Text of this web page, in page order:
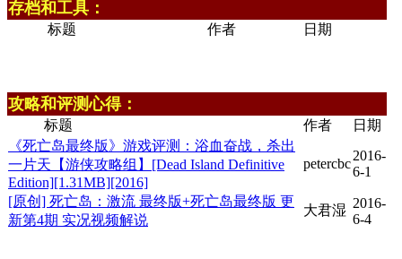
存档和工具：
标题 作者 日期
攻略和评测心得：
标题 作者
日期
《死亡岛最终版》游戏评测：浴血奋战，杀出
一片天【游侠攻略组】[Dead Island Definitive
Edition][1.31MB][2016]
petercbc
2016-
6-1
[原创] 死亡岛：激流 最终版+死亡岛最终版 更
新第4期 实况视频解说
大君湿 2016-
6-4